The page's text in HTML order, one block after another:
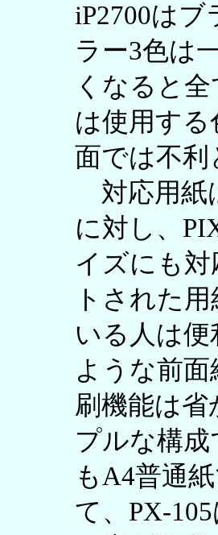
iP2700は
ラー3色は
くなると
は使用す
面では不利
対応用紙
に対し、
イズにも
トされた
いる人は
ような前
刷機能は
プルな構
もA4普通
て、PX-